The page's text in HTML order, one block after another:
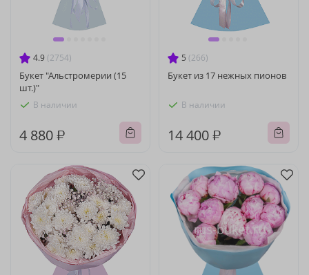
4.9 (2754)
Букет "Альстромерии (15
шт.)"
В наличии
4 880 ₽
5 (266)
Букет из 17 нежных пионов
В наличии
14 400 ₽